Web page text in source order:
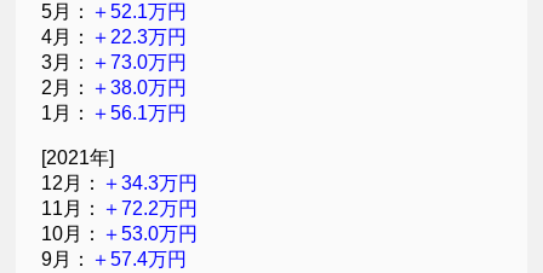
5月： ＋52.1万円
4月： ＋22.3万円
3月： ＋73.0万円
2月： ＋38.0万円
1月： ＋56.1万円
[2021年]
12月： ＋34.3万円
11月： ＋72.2万円
10月： ＋53.0万円
9月： ＋57.4万円